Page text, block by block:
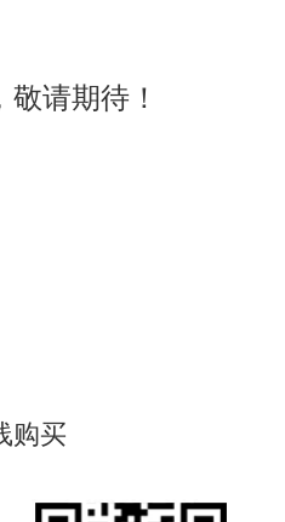
请期待！
购买